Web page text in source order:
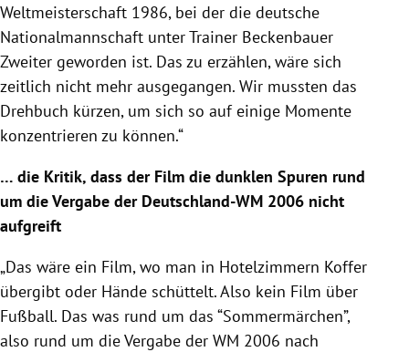
Weltmeisterschaft 1986, bei der die deutsche
Nationalmannschaft unter Trainer Beckenbauer
Zweiter geworden ist. Das zu erzählen, wäre sich
zeitlich nicht mehr ausgegangen. Wir mussten das
Drehbuch kürzen, um sich so auf einige Momente
konzentrieren zu können.“
… die Kritik, dass der Film die dunklen Spuren rund
um die Vergabe der Deutschland-WM 2006 nicht
aufgreift
„Das wäre ein Film, wo man in Hotelzimmern Koffer
übergibt oder Hände schüttelt. Also kein Film über
Fußball. Das was rund um das “Sommermärchen”,
also rund um die Vergabe der WM 2006 nach